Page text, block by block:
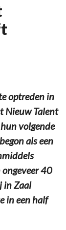
optreden in
Nieuw Talent
volgende
als een
40
in Zaal
in een half